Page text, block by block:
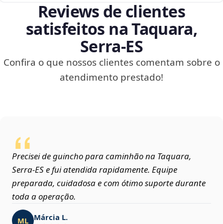
Reviews de clientes
satisfeitos na Taquara,
Serra‑ES
Confira o que nossos clientes comentam sobre o
atendimento prestado!
Precisei de guincho para caminhão na Taquara,
Serra‑ES e fui atendida rapidamente. Equipe
preparada, cuidadosa e com ótimo suporte durante
toda a operação.
ML Márcia L.